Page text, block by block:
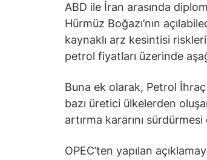
ABD ile İran arasında
Hürmüz Boğazı’nın
kaynaklı arz kesintisi
petrol fiyatları üzerinde
Buna ek olarak, Petrol İhraç
bazı üretici ülkelerden
artırma kararını
OPEC’ten yapılan